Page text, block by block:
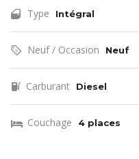
Type Intégral
Neuf / Occasion Neuf
Carburant Diesel
Couchage 4 places